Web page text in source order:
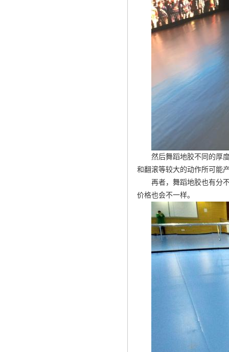
然后舞蹈地胶不同的厚
和翻滚等较大的动作所可能
再者，舞蹈地胶也有分
价格也会不一样。